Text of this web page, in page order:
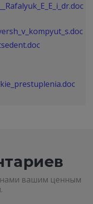
нами вашим ценным